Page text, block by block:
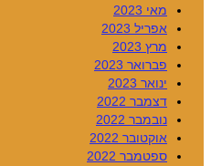
מאי 2023
אפריל 2023
מרץ 2023
פברואר 2023
ינואר 2023
דצמבר 2022
נובמבר 2022
אוקטובר 2022
ספטמבר 2022